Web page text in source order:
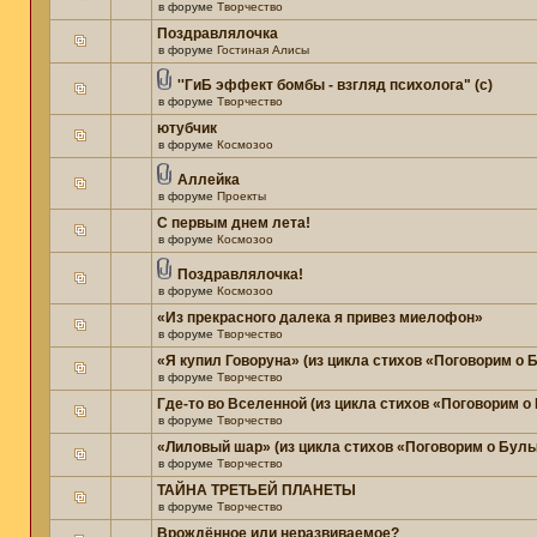
в форуме Творчество
Поздравлялочка
в форуме Гостиная Алисы
''ГиБ эффект бомбы - взгляд психолога" (c)
в форуме Творчество
ютубчик
в форуме Космозоо
Аллейка
в форуме Проекты
С первым днем лета!
в форуме Космозоо
Поздравлялочка!
в форуме Космозоо
«Из прекрасного далека я привез миелофон»
в форуме Творчество
«Я купил Говоруна» (из цикла стихов «Поговорим о
в форуме Творчество
Где-то во Вселенной (из цикла стихов «Поговорим
в форуме Творчество
«Лиловый шар» (из цикла стихов «Поговорим о
в форуме Творчество
ТАЙНА ТРЕТЬЕЙ ПЛАНЕТЫ
в форуме Творчество
Врождённое или неразвиваемое?